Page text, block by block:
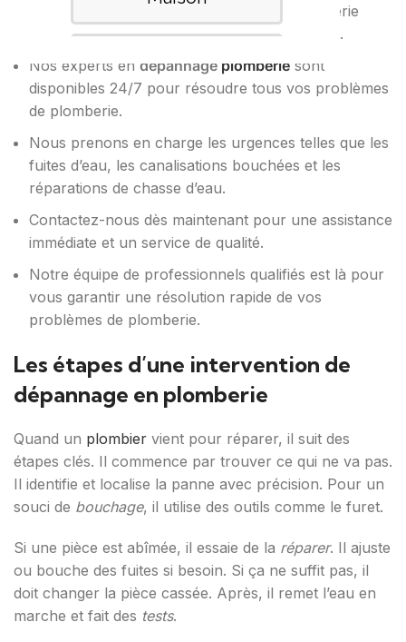
Notre service de dépannage urgence plomberie
vous offre uneintervention rapideet efficace.
Nos experts en dépannage plomberie sont
disponibles 24/7 pour résoudre tous vos problèmes
de plomberie.
Nous prenons en charge les urgences telles que les
fuites d’eau, les canalisations bouchées et les
réparations de chasse d’eau.
Contactez-nous dès maintenant pour une assistance
immédiate et un service de qualité.
Notre équipe de professionnels qualifiés est là pour
vous garantir une résolution rapide de vos
problèmes de plomberie.
Les étapes d’une intervention de
dépannage en plomberie
Quand un plombier vient pour réparer, il suit des
étapes clés. Il commence par trouver ce qui ne va pas.
Il identifie et localise la panne avec précision. Pour un
souci de bouchage, il utilise des outils comme le furet.
Si une pièce est abîmée, il essaie de la réparer. Il ajuste
ou bouche des fuites si besoin. Si ça ne suffit pas, il
doit changer la pièce cassée. Après, il remet l’eau en
marche et fait des tests.